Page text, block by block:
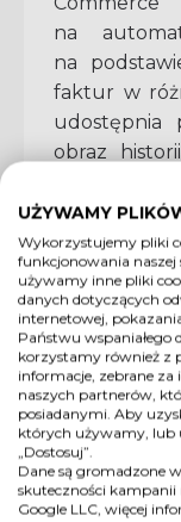
na
na
faktur w
udostępnia
obraz
zapytania
faktury,
aktualne
limitów
płatności,
zapytań
Ponadto
faktur,
a także
panelu
UŻYWAMY
Wykorzystujemy pliki
funkcjonowania
używamy inne pliki
danych dotyczących
internetowej,
Państwu wspaniałego
korzystamy również z
informacje, zebrane
naszych partnerów,
posiadanymi. Aby
których używamy, lub
„Dostosuj”.
Dane są gromadzone
skuteczności
Google LLC, więcej